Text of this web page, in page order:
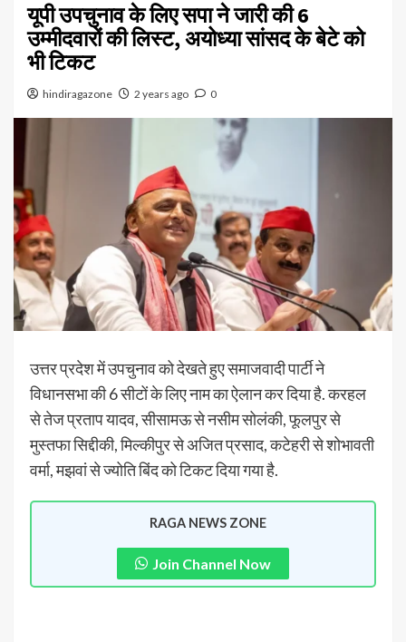
यूपी उपचुनाव के लिए सपा ने जारी की 6
उम्मीदवारों की लिस्ट, अयोध्या सांसद के बेटे को
भी टिकट
hindiragazone 2 years ago 0
उत्तर प्रदेश में उपचुनाव को देखते हुए समाजवादी पार्टी ने
विधानसभा की 6 सीटों के लिए नाम का ऐलान कर दिया है. करहल
से तेज प्रताप यादव, सीसामऊ से नसीम सोलंकी, फूलपुर से
मुस्तफा सिद्दीकी, मिल्कीपुर से अजित प्रसाद, कटेहरी से शोभावती
वर्मा, मझवां से ज्योति बिंद को टिकट दिया गया है.
RAGA NEWS ZONE
Join Channel Now